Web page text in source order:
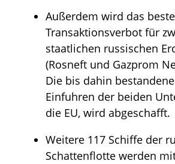
Außerdem wird das
Transaktionsverbot für
staatlichen russischen
(Rosneft und Gazprom
Die bis dahin
Einfuhren der beiden
die EU, wird abgeschafft.
Weitere 117 Schiffe der
Schattenflotte werden